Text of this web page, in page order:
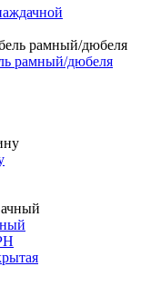
рамный/дюбеля